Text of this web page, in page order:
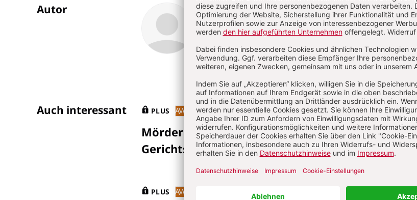
ÜBERSCHRIFT
Autor Thomas Fischer
Auch interessant PLUS Heft 4/2026: Kriminalfälle der Antike S. 12-17
Mörderisches Athen:Tötungsdelikte im Spiegel
Gerichtsreden Von Josef Fischer
PLUS Heft 4/2026: Kriminalfälle der Antike